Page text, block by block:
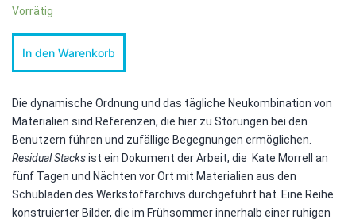
Vorrätig
Stacks
Menge
In den Warenkorb
Die dynamische Ordnung und das tägliche Neukombination von
Materialien sind Referenzen, die hier zu Störungen bei den
Benutzern führen und zufällige Begegnungen ermöglichen.
Residual Stacksist ein Dokument der Arbeit, die Kate Morrell an
fünf Tagen und Nächten vor Ort mit Materialien aus den
Schubladen des Werkstoffarchivs durchgeführt hat. Eine Reihe
konstruierter Bilder, die im Frühsommer innerhalb einer ruhigen